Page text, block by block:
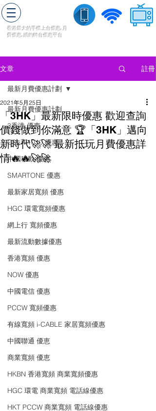
香港最大的手機上台優惠, 月
費優惠,續約轉台優惠平台
文章 註冊
最新月費優惠計劃
3香港 優惠
CSL和1010 優惠
中國移動 優惠
SMARTONE 優惠
最新家居寬頻 優惠
HGC 環電寬頻優惠
網上行 寬頻優惠
最新流動數據優惠
香港寬頻 優惠
NOW 優惠
中國電信 優惠
PCCW 寬頻優惠
有線寬頻 i-CABLE 家居寬頻優惠
中國聯通 優恵
商業寬頻 優恵
HKBN 香港寬頻 商業寬頻優惠
HGC 環電 商業寬頻 電話線優惠
HKT PCCW 商業寬頻 電話線優惠
最新月費優惠計劃
「3HK」最新限時優惠 歡迎查詢
價錢做到你滿意 🏆「3HK」邁向
新時代🚀🚀 最新抵玩月費優惠詳
情🔥🔥🚀🚀
2021年5月25日